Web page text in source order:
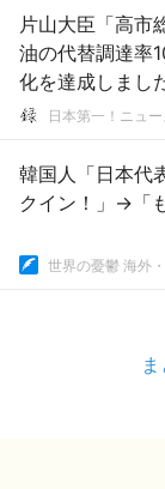
片山大臣「高市
油の代替調達率
化を達成しまし
日本第一！ニュ
韓国人「日本代
クイン！」→「
世界の憂鬱 海外